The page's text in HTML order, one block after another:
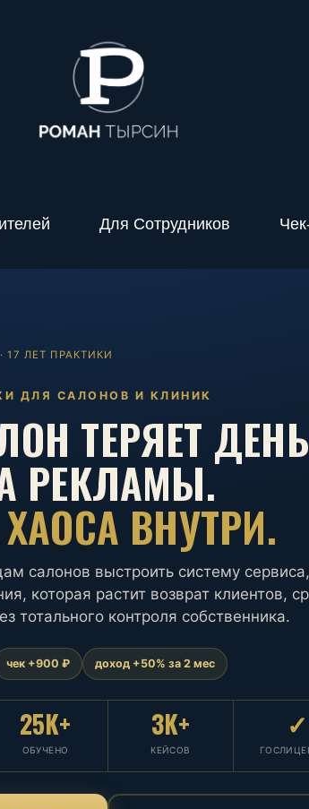
Для Сотрудников
17 ЛЕТ ПРАКТИКИ
ДЛЯ САЛОНОВ И КЛИНИК
ТЕРЯЕТ
РЕКЛАМЫ.
ВНУТРИ.
салонов выстроить систему сервиса,
которая растит возврат клиентов,
тотального контроля собственника.
чек +900 ₽ доход +50% за 2 мес
25K+
ОБУЧЕНО
3K+
КЕЙСОВ
✓